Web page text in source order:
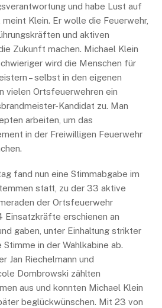
und habe Lust auf
Klein. Er wolle die Feuerwehr,
und aktiven
Zukunft machen. Michael Klein
wird die Menschen für
– selbst in den eigenen
vielen Ortsfeuerwehren ein
Kandidat zu. Man
arbeiten, um das
in der Freiwilligen Feuerwehr
fand nun eine Stimmabgabe im
statt, zu der 33 aktive
der Ortsfeuerwehr
Einsatzkräfte erschienen an
gaben, unter Einhaltung strikter
in der Wahlkabine ab.
Jan Riechelmann und
Dombrowski zählten
aus und konnten Michael Klein
beglückwünschen. Mit 23 von